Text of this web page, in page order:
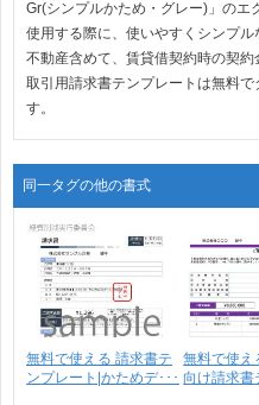
Gr(シンプルかため・グレー)」のエ
使用する際に、使いやすくシンプ
不動産含めて、賃貸借契約時の契
取引用請求書テンプレートは無料
す。
同一タグの他の書式
無料で使える 請求書テ
ンプレート|かためデ･･･
無料で使え
向け請求書